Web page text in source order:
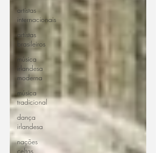
artistas
internacionais
artistas
brasileiros
música
irlandesa
moderna
música
tradicional
dança
irlandesa
nações
celtas